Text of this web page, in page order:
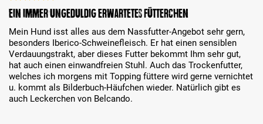
Bewertung mit 5 von 5 Sternen
Ein immer ungeduldig erwartetes Fütterchen
Mein Hund isst alles aus dem Nassfutter-Angebot sehr gern,
besonders Iberico-Schweinefleisch. Er hat einen sensiblen
Verdauungstrakt, aber dieses Futter bekommt Ihm sehr gut,
hat auch einen einwandfreien Stuhl. Auch das Trockenfutter,
welches ich morgens mit Topping füttere wird gerne vernichtet
u. kommt als Bilderbuch-Häufchen wieder. Natürlich gibt es
auch Leckerchen von Belcando.